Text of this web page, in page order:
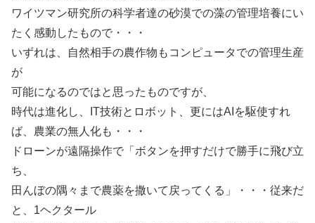
ワイツマン研究所の科学者達の砂漠での藻の管理培養にい
たく感動したもので・・・
いずれは、自然相手の農作物もコンピュータでの管理生産
が
可能になるのではと思ったものですが、
時代は進化し、IT技術とロボット、更にはAIを駆使すれ
ば、農業の無人化も・・・
ドローンが遠隔操作で「ボタンを押すだけで勝手に飛び立
ち、
田んぼの隅々まで農薬を撒いて戻ってくる」・・・従来だ
と、1ヘクタール